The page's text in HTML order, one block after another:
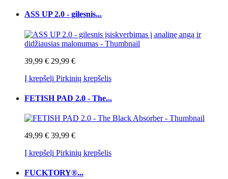
ASS UP 2.0 - gilesnis...
39,99 € 29,99 €
Į krepšelį Pirkinių krepšelis
FETISH PAD 2.0 - The...
49,99 € 39,99 €
Į krepšelį Pirkinių krepšelis
FUCKTORY®...